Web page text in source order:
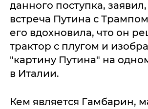
данного поступка, заявил,
встреча Путина с
его вдохновила, что он
трактор с плугом и
"картину Путина" на
в Италии.
Кем является Гамбарин,